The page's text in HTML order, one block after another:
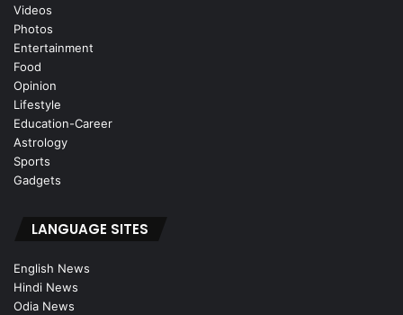
Videos
Photos
Entertainment
Food
Opinion
Lifestyle
Education-Career
Astrology
Sports
Gadgets
LANGUAGE SITES
English News
Hindi News
Odia News